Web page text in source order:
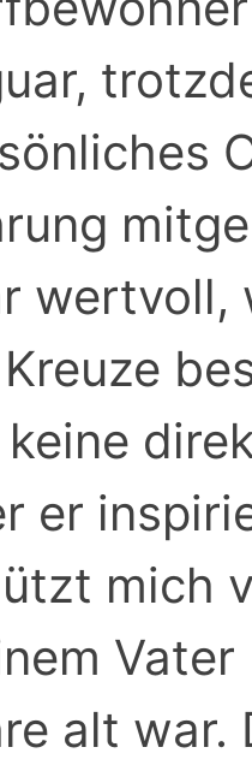
wertvoll,
er
mich
alt war.